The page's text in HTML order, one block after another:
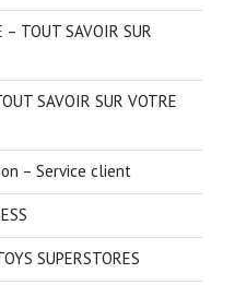
TOUT SAVOIR SUR
SAVOIR SUR VOTRE
– Service client
SUPERSTORES